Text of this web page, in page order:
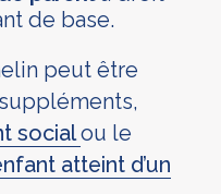
de base.
peut être
socialou le
atteint d’un